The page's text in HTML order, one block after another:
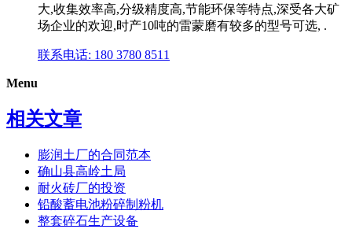
大,收集效率高,分级精度高,节能环保等特点,深受各大矿
场企业的欢迎,时产10吨的雷蒙磨有较多的型号可选, .
联系电话: 180 3780 8511
Menu
相关文章
膨润土厂的合同范本
确山县高岭土局
耐火砖厂的投资
铅酸蓄电池粉碎制粉机
整套碎石生产设备